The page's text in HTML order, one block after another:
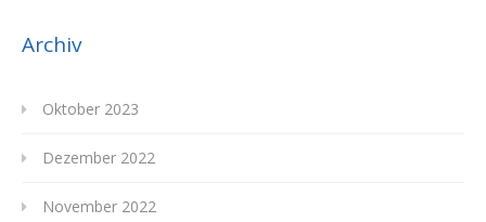
Archiv
Oktober 2023
Dezember 2022
November 2022